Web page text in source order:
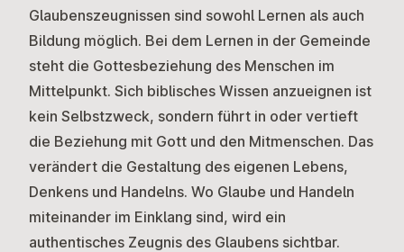
Glaubenszeugnissen sind sowohl Lernen als auch
Bildung möglich. Bei dem Lernen in der Gemeinde
steht die Gottesbeziehung des Menschen im
Mittelpunkt. Sich biblisches Wissen anzueignen ist
kein Selbstzweck, sondern führt in oder vertieft
die Beziehung mit Gott und den Mitmenschen. Das
verändert die Gestaltung des eigenen Lebens,
Denkens und Handelns. Wo Glaube und Handeln
miteinander im Einklang sind, wird ein
authentisches Zeugnis des Glaubens sichtbar.